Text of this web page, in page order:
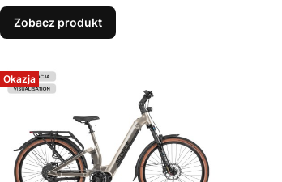
Zobacz produkt
Okazja